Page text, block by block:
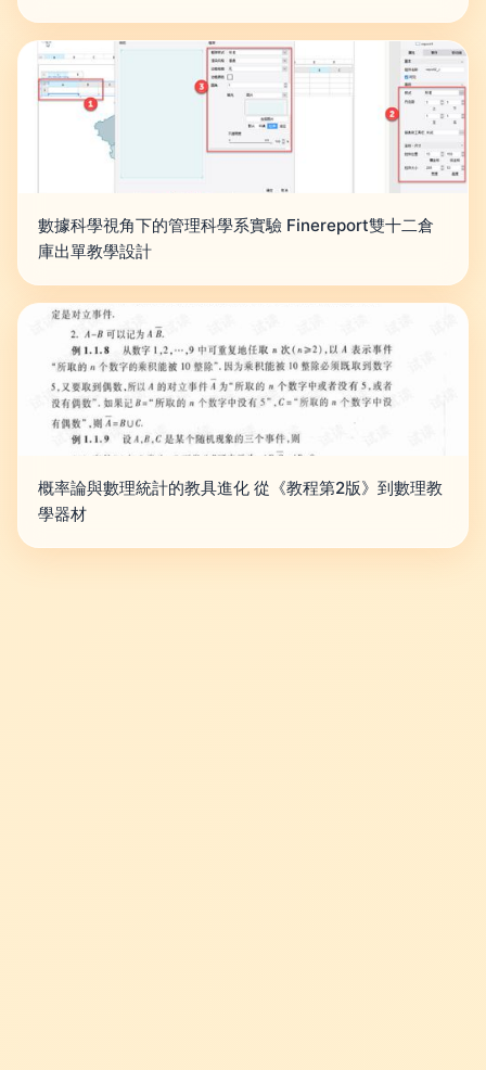
數據科學視角下的管理科學系實驗 Finereport雙十二倉
庫出單教學設計
概率論與數理統計的教具進化 從《教程第2版》到數理教
學器材